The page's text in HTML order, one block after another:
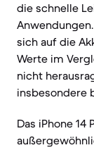
die schnelle
sich auf die
Werte im
nicht
insbesondere
Das iPhone